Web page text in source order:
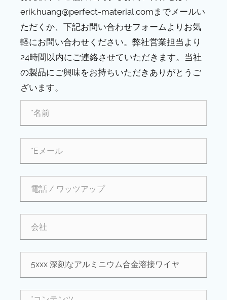
erik.huang@perfect-material.comまでメールい
ただくか、下記お問い合わせフォームよりお気
軽にお問い合わせください。弊社営業担当より
24時間以内にご連絡させていただきます。当社
の製品にご興味をお持ちいただきありがとうご
ざいます。